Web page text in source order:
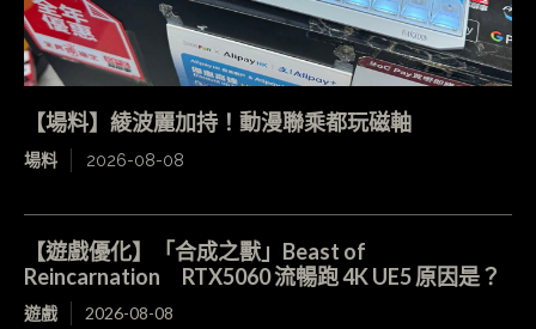
【場料】綾波麗加持！動漫聯乘都玩磁軸
場料 2026-08-08
【遊戲優化】「合成之獸」Beast of
Reincarnation RTX5060 流暢跑 4K UE5 原因是？
遊戲 2026-08-08